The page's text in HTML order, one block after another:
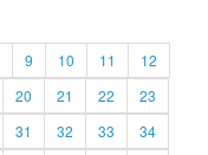
9 10 11
12
20 21 22
23
31 32 33
34